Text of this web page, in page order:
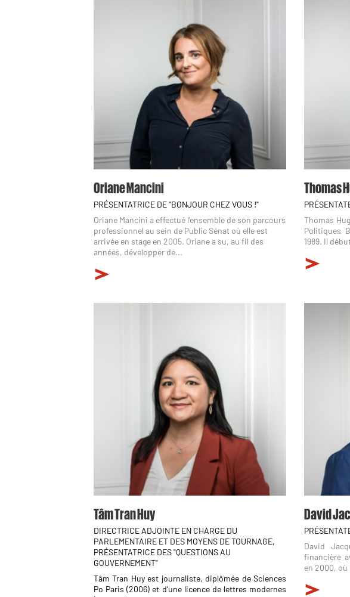
Oriane Mancini
PRÉSENTATRICE DE "BONJOUR CHEZ VOUS !"
Oriane Mancini a effectué l’ensemble de son parcours
professionnel au sein de Public Sénat où elle est
arrivée en stage en 2005. Oriane a su, au fil des
années, développer de...
Thomas
Thomas
Politiques
1989. Il
Tâm Tran Huy
DIRECTRICE ADJOINTE EN CHARGE DU
PARLEMENTAIRE ET DES MOYENS DE TOURNAGE,
PRÉSENTATRICE DES "QUESTIONS AU
GOUVERNEMENT"
Tâm Tran Huy est journaliste, diplômée de Sciences
Po Paris (2006) et d’une licence de lettres modernes
David
David
financière
en 2000,